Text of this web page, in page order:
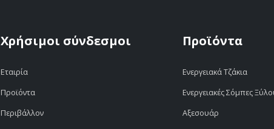
Χρήσιμοι σύνδεσμοι
Εταιρία
Προϊόντα
Περιβάλλον
Προϊόντα
Ενεργειακά Τζάκια
Ενεργειακές Σόμπες
Αξεσουάρ